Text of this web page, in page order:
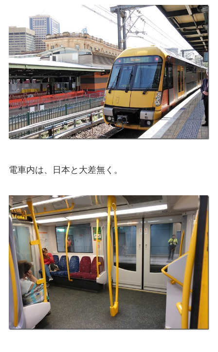
電車内は、日本と大差無く。